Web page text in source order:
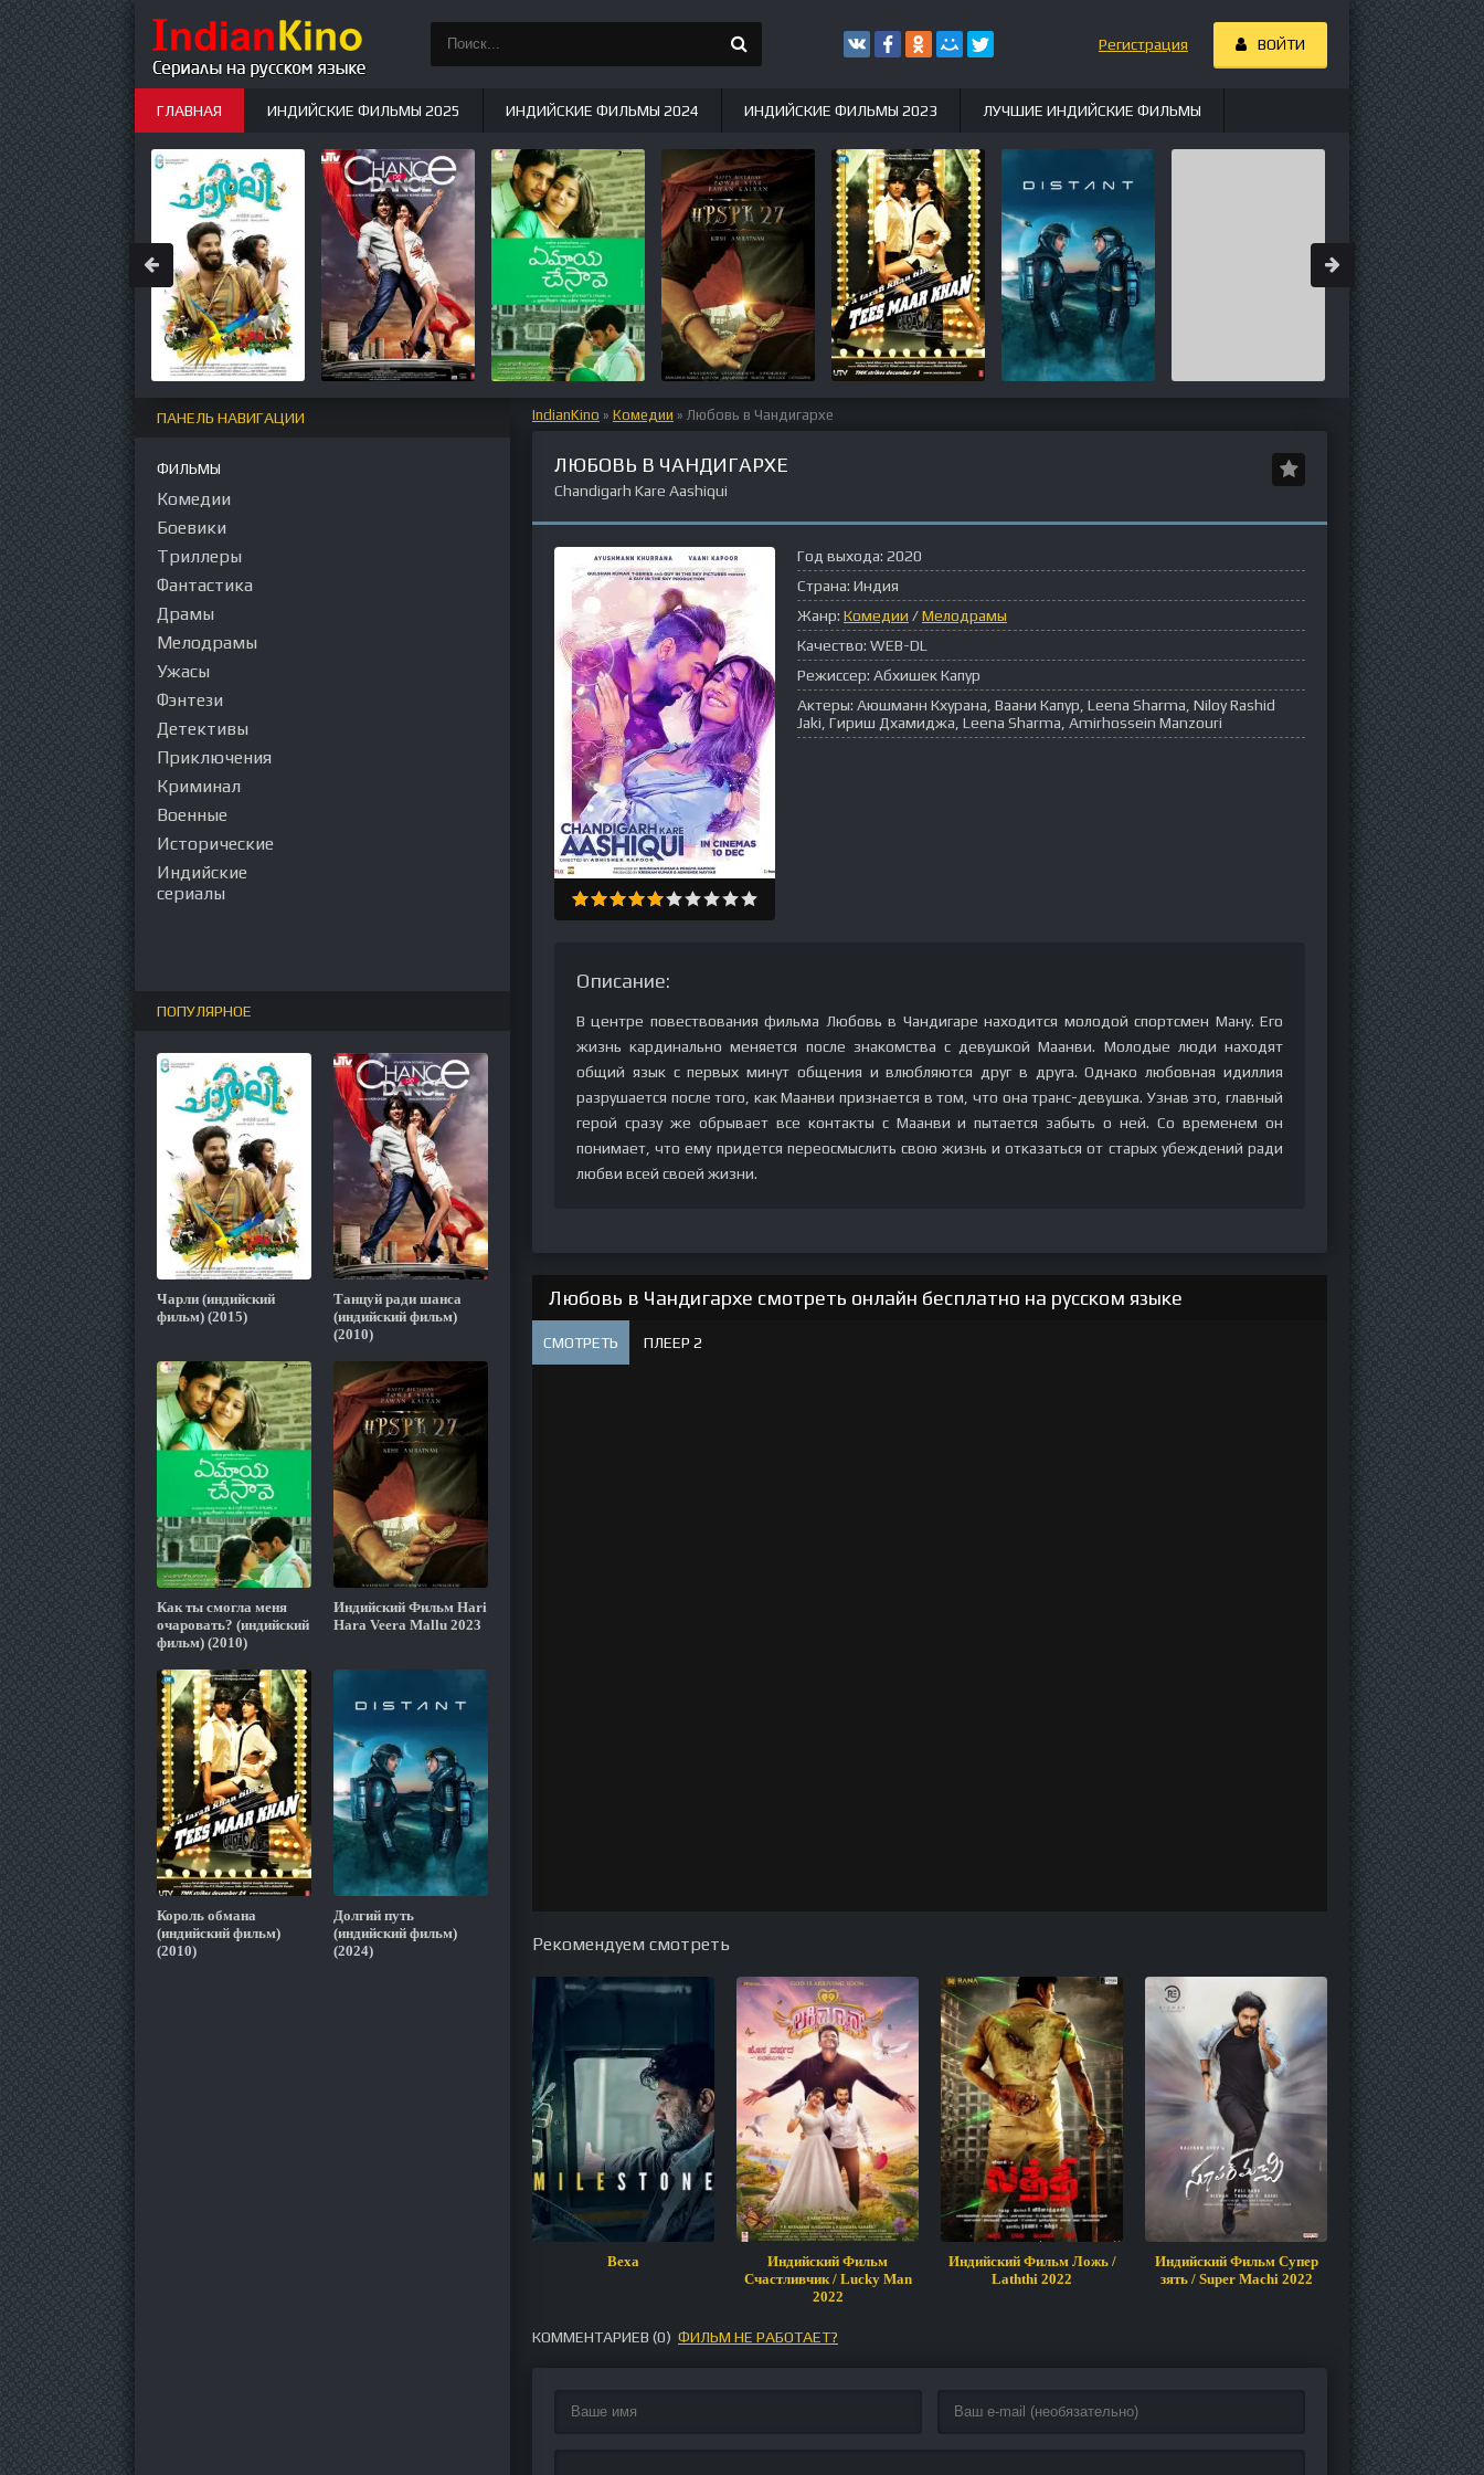
IndianKino » Комедии » Любовь в Чандигархе
ЛЮБОВЬ В ЧАНДИГАРХЕ
Chandigarh Kare Aashiqui
Год выхода: 2020
Страна: Индия
Жанр: Комедии /Мелодрамы
Качество: WEB-DL
Режиссер: Абхишек Капур
Актеры: Аюшманн Кхурана, Ваани Капур, Leena Sharma, Niloy Rashid
Jaki, Гириш Дхамиджа, Leena Sharma, Amirhossein Manzouri
Описание:
В центре повествования фильма Любовь в Чандигаре находится молодой спортсмен Ману. Его
жизнь кардинально меняется после знакомства с девушкой Маанви. Молодые люди находят
общий язык с первых минут общения и влюбляются друг в друга. Однако любовная идиллия
разрушается после того, как Маанви признается в том, что она транс-девушка. Узнав это, главный
герой сразу же обрывает все контакты с Маанви и пытается забыть о ней. Со временем он
понимает, что ему придется переосмыслить свою жизнь и отказаться от старых убеждений ради
любви всей своей жизни.
Любовь в Чандигархе смотреть онлайн бесплатно на русском языке
СМОТРЕТЬ ПЛЕЕР 2
Рекомендуем смотреть
Веха
Индийский Фильм
Счастливчик / Lucky Man
2022
Индийский Фильм Ложь /
Laththi 2022
Индийский Фильм Супер
зять / Super Machi 2022
Мечта
КОММЕНТАРИЕВ (0) ФИЛЬМ НЕ РАБОТАЕТ?
ПАНЕЛЬ НАВИГАЦИИ
ФИЛЬМЫ
Комедии
Боевики
Триллеры
Фантастика
Драмы
Мелодрамы
Ужасы
Фэнтези
Детективы
Приключения
Криминал
Военные
Исторические
Индийские
сериалы
ПОПУЛЯРНОЕ
Чарли (индийский
фильм) (2015)
Танцуй ради шанса
(индийский фильм)
(2010)
Как ты смогла меня
очаровать? (индийский
фильм) (2010)
Индийский Фильм Hari
Hara Veera Mallu 2023
Король обмана
(индийский фильм)
(2010)
Долгий путь
(индийский фильм)
(2024)
Регистрация ВОЙТИ
ГЛАВНАЯ ИНДИЙСКИЕ ФИЛЬМЫ 2025 ИНДИЙСКИЕ ФИЛЬМЫ 2024 ИНДИЙСКИЕ ФИЛЬМЫ 2023 ЛУЧШИЕ ИНДИЙСКИЕ ФИЛЬМЫ
ИНДИЙСКИЕ СЕРИАЛЫ НОВЫЕ